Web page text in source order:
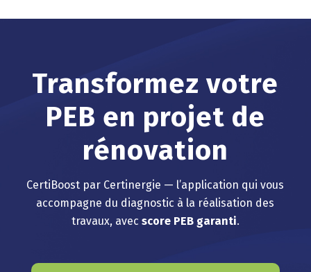
Transformez votre
PEB en projet de
rénovation
CertiBoost par Certinergie — l’application qui vous
accompagne du diagnostic à la réalisation des
travaux, avec score PEB garanti.